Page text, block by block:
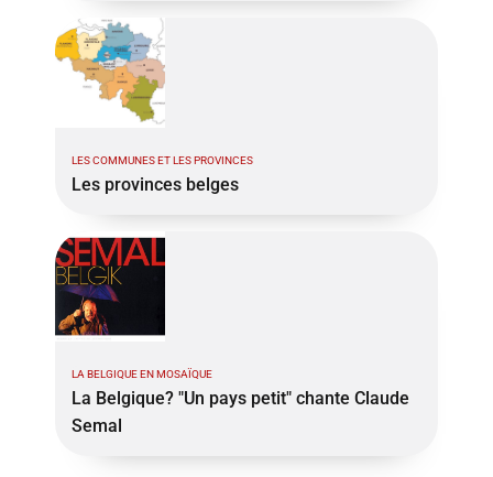
LES COMMUNES ET LES PROVINCES
Les provinces belges
LA BELGIQUE EN MOSAÏQUE
La Belgique? "Un pays petit" chante Claude
Semal